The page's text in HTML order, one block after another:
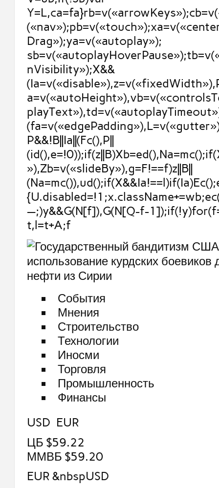
Drag»);ya=v(«autoplay»);
nVisibility»);X&&
P&&!B||Ia||(Fc(),P||
»),Zb=v(«slideBy»),g=F!==f)z||B||
—;)y&&G(N[f]),G(N[Q-f-
t,l=t+A;f
События
Мнения
Строительство
Технологии
Иносми
Торговля
Промышленность
Финансы
USD EUR
ЦБ $59.22
ММВБ $59.20
EUR &nbspUSD